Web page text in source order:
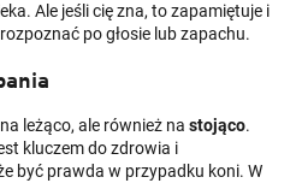
Ale jeśli cię zna, to zapamiętuje i
po głosie lub zapachu.
leżąco, ale również na stojąco.
kluczem do zdrowia i
być prawda w przypadku koni. W